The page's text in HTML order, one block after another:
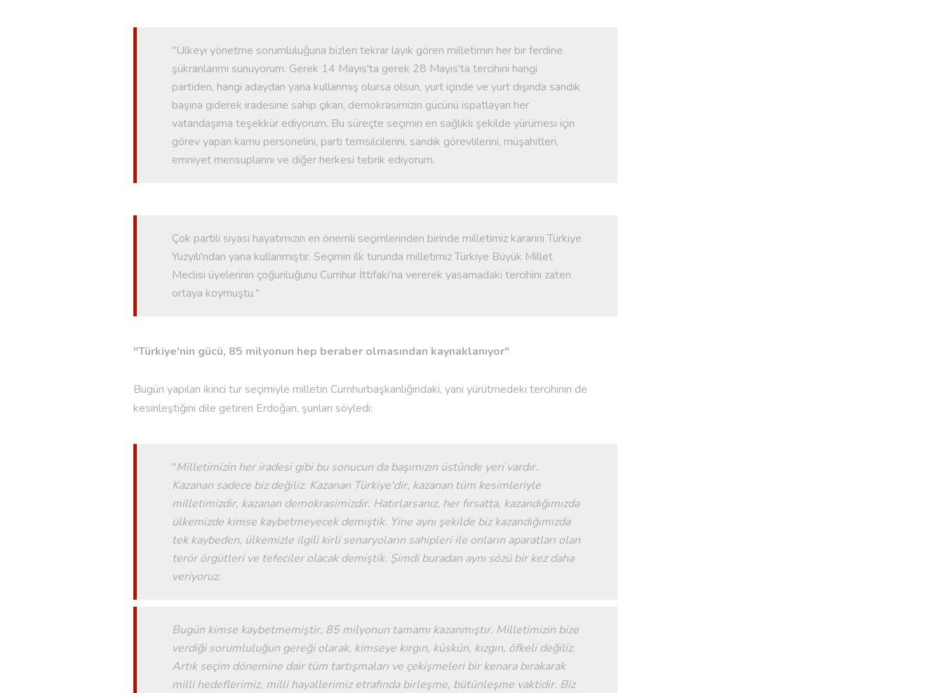
"Ülkeyi yönetme sorumluluğuna bizleri tekrar layık gören milletimin her bir ferdine
şükranlarımı sunuyorum. Gerek 14 Mayıs'ta gerek 28 Mayıs'ta tercihini hangi
partiden, hangi adaydan yana kullanmış olursa olsun, yurt içinde ve yurt dışında sandık
başına giderek iradesine sahip çıkan, demokrasimizin gücünü ispatlayan her
vatandaşıma teşekkür ediyorum. Bu süreçte seçimin en sağlıklı şekilde yürümesi için
görev yapan kamu personelini, parti temsilcilerini, sandık görevlilerini, müşahitleri,
emniyet mensuplarını ve diğer herkesi tebrik ediyorum.
Çok partili siyasi hayatımızın en önemli seçimlerinden birinde milletimiz kararını Türkiye
Yüzyılı'ndan yana kullanmıştır. Seçimin ilk turunda milletimiz Türkiye Büyük Millet
Meclisi üyelerinin çoğunluğunu Cumhur İttifakı'na vererek yasamadaki tercihini zaten
ortaya koymuştu."
"Türkiye'nin gücü, 85 milyonun hep beraber olmasından kaynaklanıyor"
Bugün yapılan ikinci tur seçimiyle milletin Cumhurbaşkanlığındaki, yani yürütmedeki tercihinin de
kesinleştiğini dile getiren Erdoğan, şunları söyledi:
"Milletimizin her iradesi gibi bu sonucun da başımızın üstünde yeri vardır.
Kazanan sadece biz değiliz. Kazanan Türkiye'dir, kazanan tüm kesimleriyle
milletimizdir, kazanan demokrasimizdir. Hatırlarsanız, her fırsatta, kazandığımızda
ülkemizde kimse kaybetmeyecek demiştik. Yine aynı şekilde biz kazandığımızda
tek kaybeden, ülkemizle ilgili kirli senaryoların sahipleri ile onların aparatları olan
terör örgütleri ve tefeciler olacak demiştik. Şimdi buradan aynı sözü bir kez daha
veriyoruz.
Bugün kimse kaybetmemiştir, 85 milyonun tamamı kazanmıştır. Milletimizin bize
verdiği sorumluluğun gereği olarak, kimseye kırgın, küskün, kızgın, öfkeli değiliz.
Artık seçim dönemine dair tüm tartışmaları ve çekişmeleri bir kenara bırakarak
milli hedeflerimiz, milli hayallerimiz etrafında birleşme, bütünleşme vaktidir. Biz